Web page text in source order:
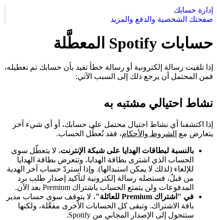
إدارة حسابك
صفحتك الشخصية والدفع والمزيد
حسابات Spotify المعطَّلة
إذا تلقيت رسالة إلكترونية أو رسالة خطأ تفيد بأن حسابك تم تعطيله،
فمن المحتمل أن يرجع ذلك إلى السبب الآتي:
نشاط احتيالي مشتبه به
إذا اكتشفنا أي نشاط احتيال محتمل على حسابك، أو أي شيء آخر
يتعارض مع الشروط والأحكام، فقد نُعطِّل الحساب.
بالنسبة لبطاقات الهدايا على شبكة الإنترنت، لا يتعطّل سوى
الحساب الذي اشترى بطاقة الهدايا، وتتعرض بطاقة الهدايا
للإلغاء (لذلك لا يمكن استبدالها). وإذا استردّ حساب آخر الهدية
من قبلُ، فستصله رسالة إلكترونية لتأكيد إصدار طلب برد
المدفوعات ولن يتمتع الحساب باشتراك Premium بعد الآن.
في "اشتراك Premium للعائلة"
، لا يتوقف سوى حساب مدير
باقة الاشتراك. وتبقى كل الحسابات الأخرى مفعَّلة، ولكنها
ستتحول إلى الإصدار المجاني من Spotify.